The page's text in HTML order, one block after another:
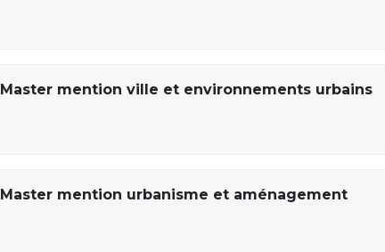
Master mention ville et environnements urbains
Master mention urbanisme et aménagement